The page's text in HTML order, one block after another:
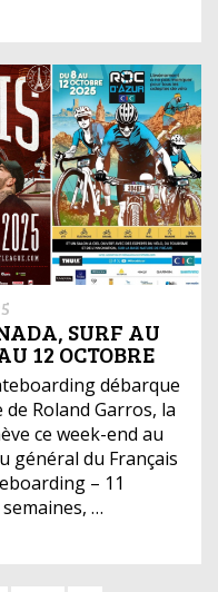
SURF AU
12 OCTOBRE
débarque
de Roland Garros, la
ce week-end au
général du Français
– 11
…